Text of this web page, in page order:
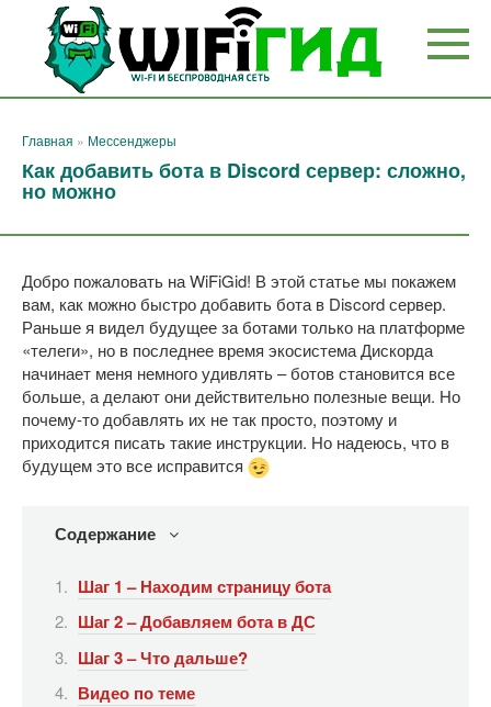
Перейти
контенту
Главная » Мессенджеры
Как добавить бота в Discord сервер: сложно,
но можно
Добро пожаловать на WiFiGid! В этой статье мы покажем
вам, как можно быстро добавить бота в Discord сервер.
Раньше я видел будущее за ботами только на платформе
«телеги», но в последнее время экосистема Дискорда
начинает меня немного удивлять – ботов становится все
больше, а делают они действительно полезные вещи. Но
почему-то добавлять их не так просто, поэтому и
приходится писать такие инструкции. Но надеюсь, что в
будущем это все исправится
Содержание
Шаг 1 – Находим страницу бота
Шаг 2 – Добавляем бота в ДС
Шаг 3 – Что дальше?
Видео по теме